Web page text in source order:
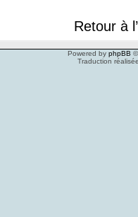
Retour à
Powered by phpBB
Traduction